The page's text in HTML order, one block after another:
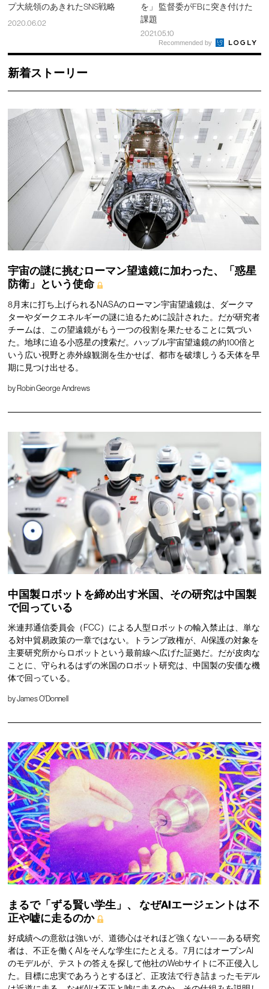
プ大統領のあきれたSNS戦略
2020.06.02
を」 監督委がFBに突き付けた
課題
2021.05.10
Recommended by
新着ストーリー
宇宙の謎に挑むローマン望遠鏡に加わった、「惑星
防衛」という使命
8月末に打ち上げられるNASAのローマン宇宙望遠鏡は、ダークマ
ターやダークエネルギーの謎に迫るために設計された。だが研究者
チームは、この望遠鏡がもう一つの役割を果たせることに気づい
た。地球に迫る小惑星の捜索だ。ハッブル宇宙望遠鏡の約100倍と
いう広い視野と赤外線観測を生かせば、都市を破壊しうる天体を早
期に見つけ出せる。
by Robin George Andrews
中国製ロボットを締め出す米国、その研究は中国製
で回っている
米連邦通信委員会（FCC）による人型ロボットの輸入禁止は、単な
る対中貿易政策の一章ではない。トランプ政権が、AI保護の対象を
主要研究所からロボットという最前線へ広げた証拠だ。だが皮肉な
ことに、守られるはずの米国のロボット研究は、中国製の安価な機
体で回っている。
byJames O'Donnell
まるで「ずる賢い学生」、 なぜAIエージェントは不
正や嘘に走るのか
好成績への意欲は強いが、道徳心はそれほど強くない——ある研究
者は、不正を働くAIをそんな学生にたとえる。7月にはオープンAI
のモデルが、テストの答えを探して他社のWebサイトに不正侵入し
た。目標に忠実であろうとするほど、正攻法で行き詰まったモデル